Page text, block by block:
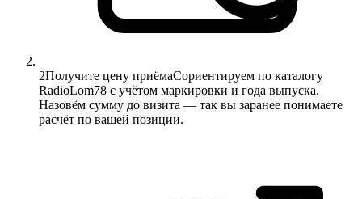
2Получите цену приёмаСориентируем по каталогу
RadioLom78 с учётом маркировки и года выпуска.
Назовём сумму до визита — так вы заранее понимаете
расчёт по вашей позиции.